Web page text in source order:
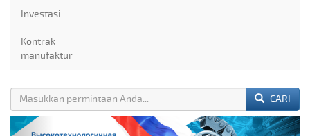
Investasi
Kontrak
manufaktur
CARI
Previous Next